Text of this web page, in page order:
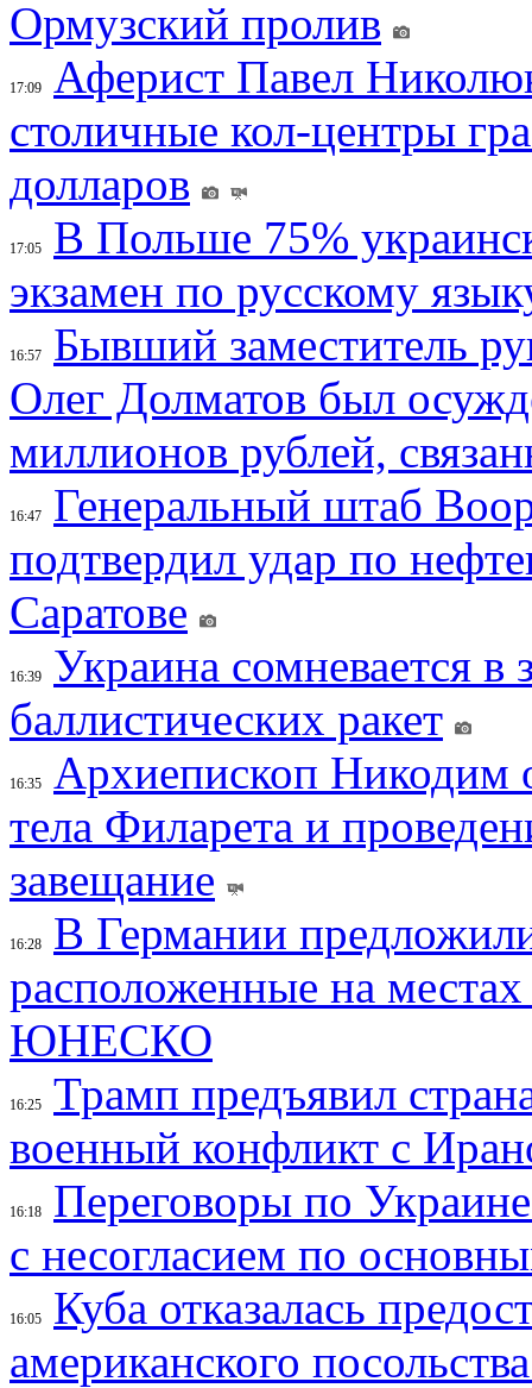
Ормузский пролив
17:09
Аферист Павел
столичные кол-центры
долларов
17:05
В Польше 75%
экзамен по русскому
16:57
Бывший заместитель
Олег Долматов был
миллионов рублей,
16:47
Генеральный штаб
подтвердил удар по
Саратове
16:39
Украина сомневается в
баллистических ракет
16:35
Архиепископ
тела Филарета и
завещание
16:28
В Германии
расположенные на
ЮНЕСКО
16:25
Трамп предъявил
военный конфликт с
16:18
Переговоры по
с несогласием по
16:05
Куба отказалась
американского